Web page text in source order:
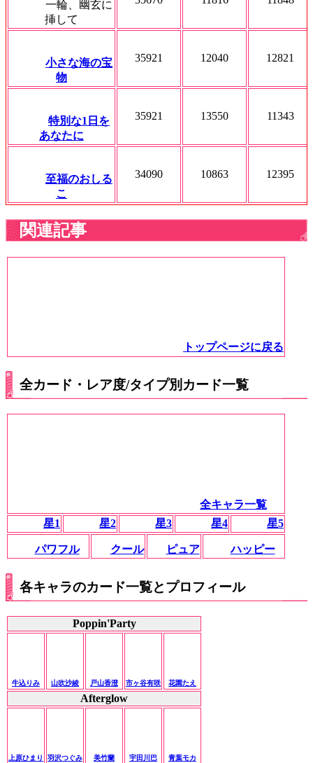
一輪、幽玄に
挿して
小さな海の宝
物
35921 12040 12821
特別な1日を
あなたに
35921 13550 11343
至福のおしる
こ
34090 10863 12395
関連記事
トップページに戻る
全カード・レア度/タイプ別カード一覧
全キャラ一覧
星1
星2 星3 星4 星5
パワフル クール ピュア ハッピー
各キャラのカード一覧とプロフィール
Poppin'Party
牛込りみ 山吹沙綾 戸山香澄 市ヶ谷有咲 花園たえ
Afterglow
上原ひまり 羽沢つぐみ 美竹蘭 宇田川巴 青葉モカ